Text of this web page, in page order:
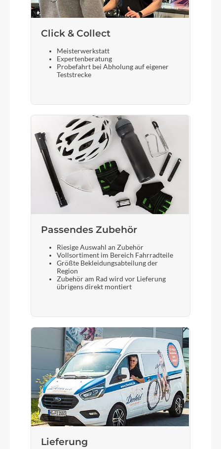
Schalthebel
Shimano 11-Speed
Schloss
Akkuschloss Abus
Steuersatz
IPS 52 Acros
Sattel
SR Essenza Eco Unisex
Sattelstütze
gefedert Satori Elegance
Click & Collect
Meisterwerkstatt
Expertenberatung
Probefahrt bei Abholung auf eigener
Teststrecke
Passendes Zubehör
Riesige Auswahl an Zubehör
Vollsortiment im Bereich Fahrradteile
Größte Bekleidungsabteilung der
Region
Zubehör am Rad wird vor Lieferung
übrigens direkt montiert
Lieferung